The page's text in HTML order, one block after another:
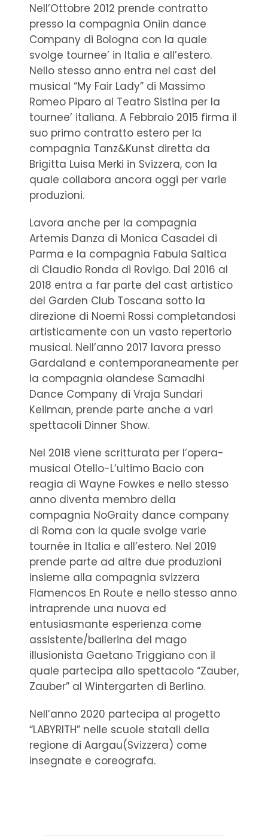
Nell’Ottobre 2012 prende contratto
presso la compagnia Oniin dance
Company di Bologna con la quale
svolge tournee’ in Italia e all’estero.
Nello stesso anno entra nel cast del
musical “My Fair Lady” di Massimo
Romeo Piparo al Teatro Sistina per la
tournee’ italiana. A Febbraio 2015 firma il
suo primo contratto estero per la
compagnia Tanz&Kunst diretta da
Brigitta Luisa Merki in Svizzera, con la
quale collabora ancora oggi per varie
produzioni.
Lavora anche per la compagnia
Artemis Danza di Monica Casadei di
Parma e la compagnia Fabula Saltica
di Claudio Ronda di Rovigo. Dal 2016 al
2018 entra a far parte del cast artistico
del Garden Club Toscana sotto la
direzione di Noemi Rossi completandosi
artisticamente con un vasto repertorio
musical. Nell’anno 2017 lavora presso
Gardaland e contemporaneamente per
la compagnia olandese Samadhi
Dance Company di Vraja Sundari
Keilman, prende parte anche a vari
spettacoli Dinner Show.
Nel 2018 viene scritturata per l’opera-
musical Otello-L’ultimo Bacio con
reagia di Wayne Fowkes e nello stesso
anno diventa membro della
compagnia NoGraity dance company
di Roma con la quale svolge varie
tournée in Italia e all’estero. Nel 2019
prende parte ad altre due produzioni
insieme alla compagnia svizzera
Flamencos En Route e nello stesso anno
intraprende una nuova ed
entusiasmante esperienza come
assistente/ballerina del mago
illusionista Gaetano Triggiano con il
quale partecipa allo spettacolo “Zauber,
Zauber” al Wintergarten di Berlino.
Nell’anno 2020 partecipa al progetto
“LABYRITH” nelle scuole statali della
regione di Aargau(Svizzera) come
insegnate e coreografa.